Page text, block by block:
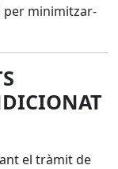
per minimitzar-
el tràmit de